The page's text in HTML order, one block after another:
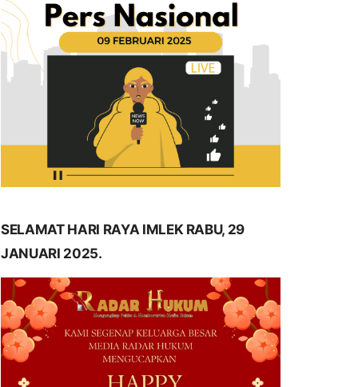
SELAMAT HARI RAYA IMLEK RABU, 29
JANUARI 2025.